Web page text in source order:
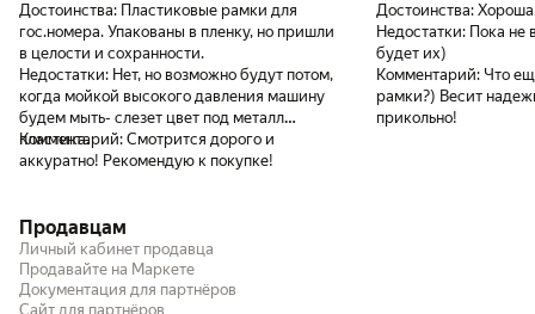
Достоинства: Пластиковые рамки для
гос.номера. Упакованы в пленку, но пришли
в целости и сохранности.
Недостатки: Нет, но возможно будут потом,
когда мойкой высокого давления машину
будем мыть- слезет цвет под металл
пластика.
Комментарий: Смотрится дорого и
аккуратно! Рекомендую к покупке!
Достоинства:
Недостатки: Пока не
будет их)
Комментарий: Что
рамки?) Весит
прикольно!
Продавцам
Личный кабинет продавца
Продавайте на Маркете
Документация для партнёров
Сайт для партнёров